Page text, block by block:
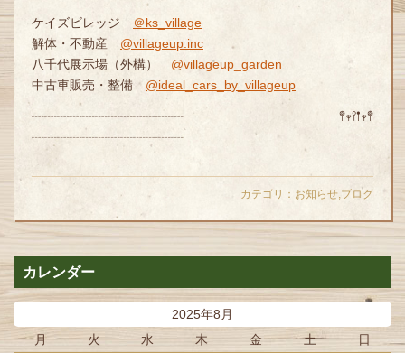
ケイズビレッジ ＠ks_village
解体・不動産 @villageup.inc
八千代展示場（外構） @villageup_garden
中古車販売・整備 @ideal_cars_by_villageup
┈┈┈┈┈┈┈┈┈┈┈┈ 𖤣𖥧𖥣𖡡𖥧𖤣
┈┈┈┈┈┈┈┈┈┈┈┈
カテゴリ： お知らせ ブログ
カレンダー
2025年8月
月
火 水 木 金 土 日